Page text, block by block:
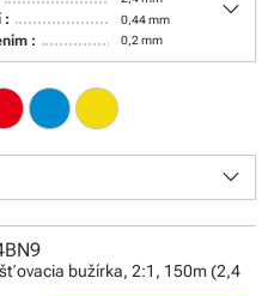
: 0,44 mm
: 0,2 mm
keyboard_arrow_down
keyboard_arrow_down
bužírka, 2:1, 150m (2,4